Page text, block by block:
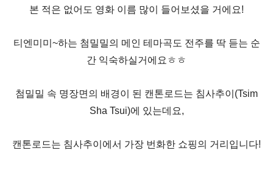
본 적은 없어도 영화 이름 많이 들어보셨을 거에요!
티엔미미~하는 첨밀밀의 메인 테마곡도 전주를 딱 듣는 순
간 익숙하실거에요ㅎㅎ
첨밀밀 속 명장면의 배경이 된 캔톤로드는 침사추이(Tsim
Sha Tsui)에 있는데요,
캔톤로드는 침사추이에서 가장 번화한 쇼핑의 거리입니다!